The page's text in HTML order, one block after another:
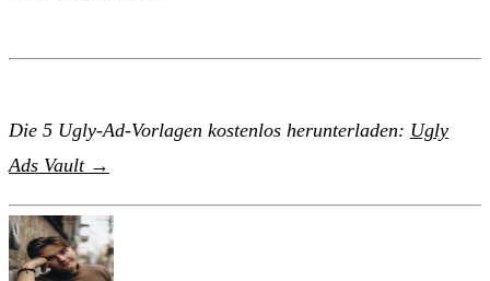
Die 5 Ugly-Ad-Vorlagen kostenlos herunterladen: Ugly
Ads Vault →